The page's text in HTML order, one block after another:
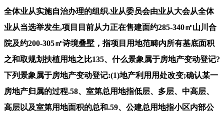
全体业从实施自治办理的组织.业从委员会由业从大会从全体
业从当选举发生,项目目前从力正在售建面约285-340㎡山川合
院及约200-305㎡诗境叠墅，指项目用地范畴内所有基底面积
之和取规划扶植用地之比135、什么景象属于房地产变动登记?
下列景象属于房地产变动登记:(1)地产利用用处改变;确认某一
房地产归属的过程.58、室第总用地指低层、多层、中高层、
高层以及室第用地面积的总和.59、公建总用地指小区内部公